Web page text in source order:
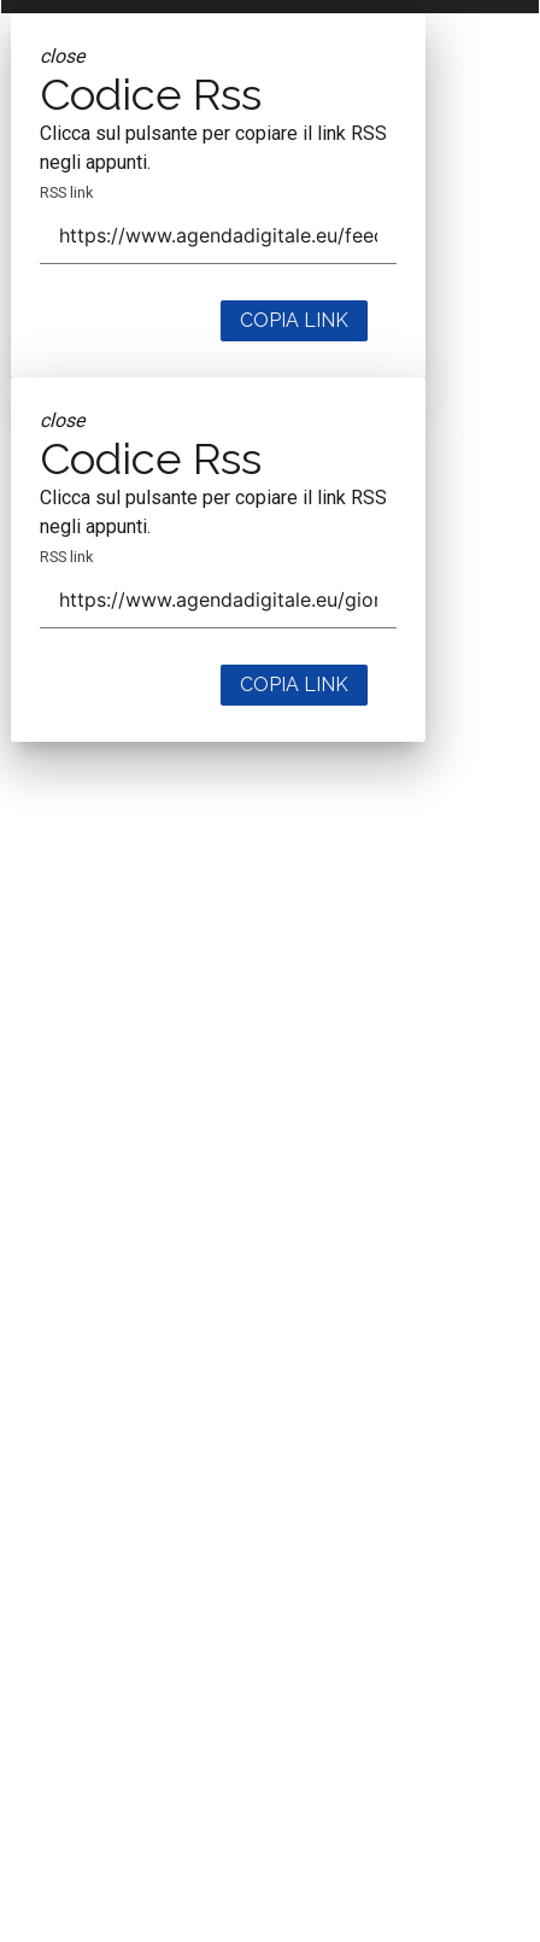
close
Codice Rss
Clicca sul pulsante per copiare il link RSS
negli appunti.
RSS link
COPIA LINK
close
Codice Rss
Clicca sul pulsante per copiare il link RSS
negli appunti.
RSS link
COPIA LINK